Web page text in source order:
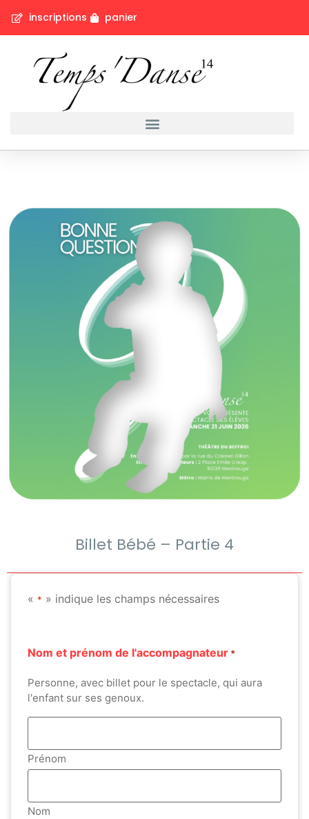
inscriptions panier
Billet Bébé – Partie 4
« * » indique les champs nécessaires
Nom et prénom de l'accompagnateur *
Personne, avec billet pour le spectacle, qui aura
l'enfant sur ses genoux.
Prénom
Nom